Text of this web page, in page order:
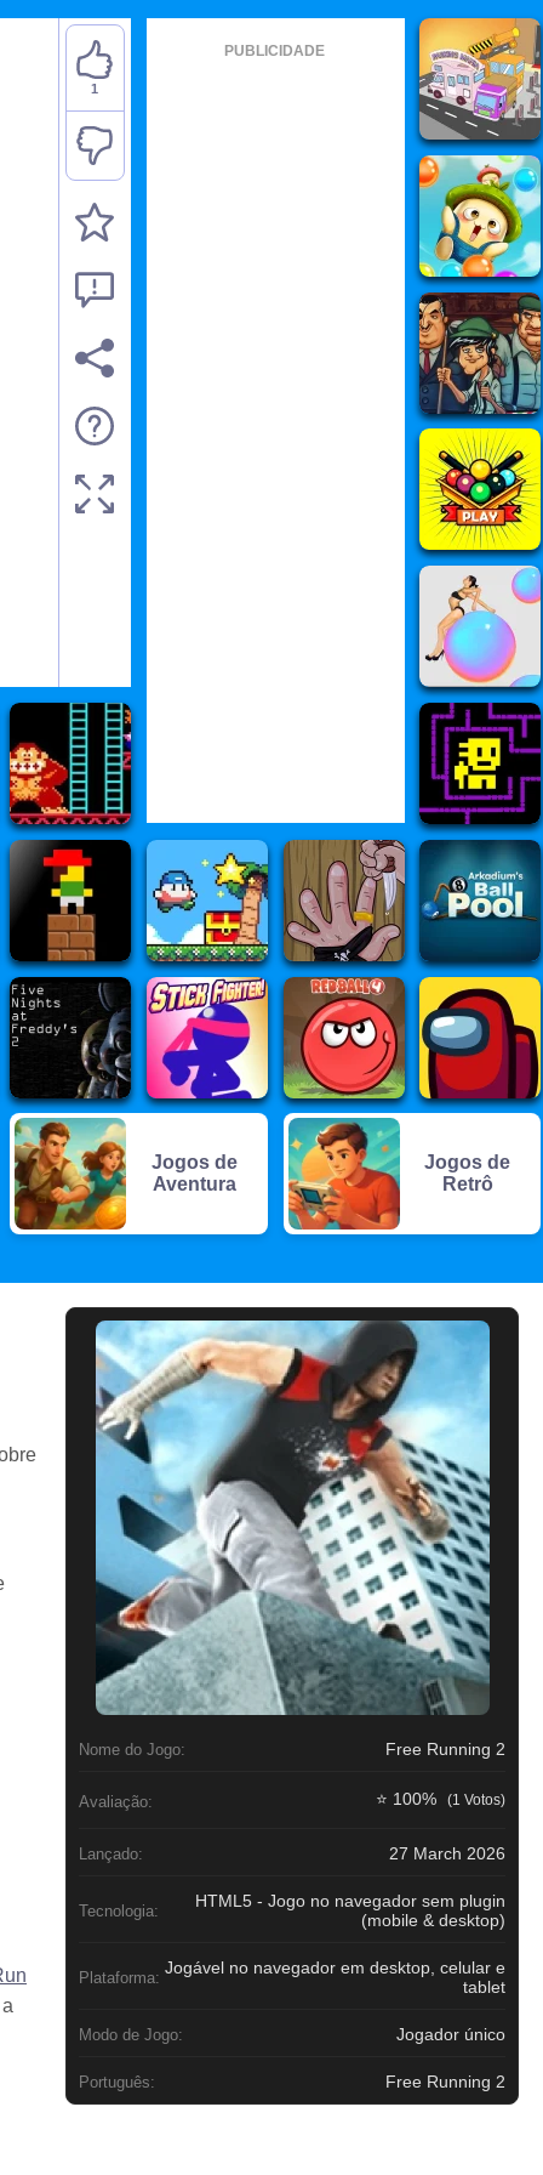
Nome do Jogo: Free Running 2
Avaliação: ⭐ 100% (1 Votos)
Lançado: 27 March 2026
Tecnologia:
HTML5 - Jogo no navegador sem plugin
(mobile & desktop)
Plataforma: Jogável no navegador em desktop, celular e
tablet
Modo de Jogo: Jogador único
Português: Free Running 2
1
PUBLICIDADE
Jogos de
Aventura
Jogos de
Retrô